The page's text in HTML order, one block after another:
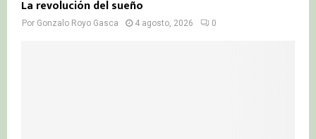
La revolución del sueño
Por Gonzalo Royo Gasca 4 agosto, 2026 0